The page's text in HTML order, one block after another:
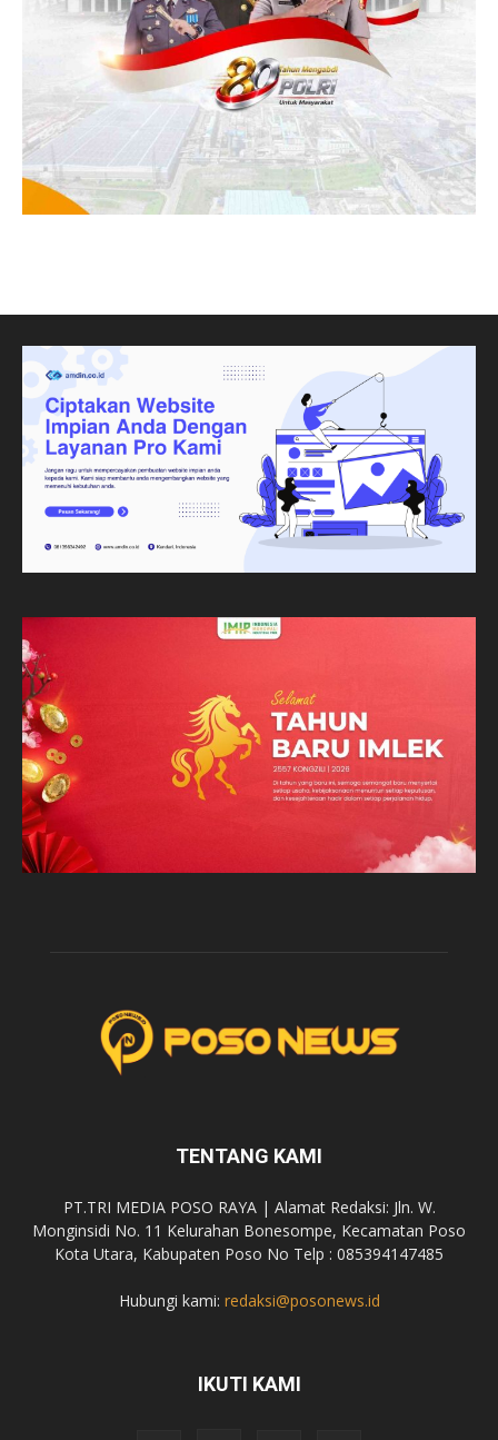
TENTANG KAMI
PT.TRI MEDIA POSO RAYA | Alamat Redaksi: Jln. W.
Monginsidi No. 11 Kelurahan Bonesompe, Kecamatan Poso
Kota Utara, Kabupaten Poso No Telp : 085394147485
Hubungi kami: redaksi@posonews.id
IKUTI KAMI